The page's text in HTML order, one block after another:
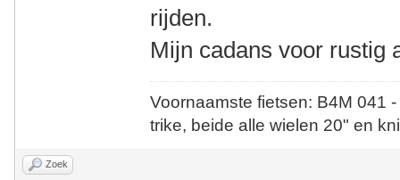
rijden.
Mijn cadans voor rustig
Voornaamste fietsen: B4M
trike, beide alle wielen 20" en
Zoek